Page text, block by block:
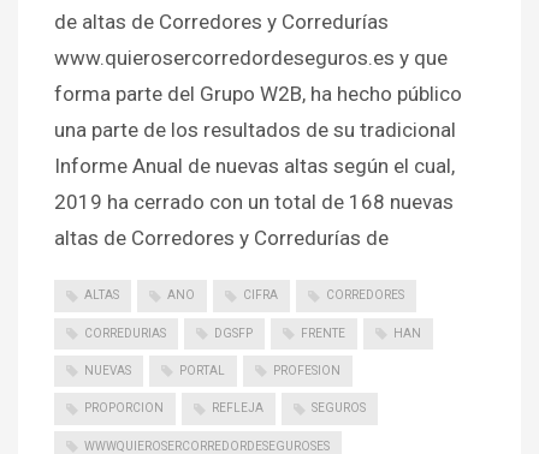
de altas de Corredores y Corredurías
www.quierosercorredordeseguros.es y que
forma parte del Grupo W2B, ha hecho público
una parte de los resultados de su tradicional
Informe Anual de nuevas altas según el cual,
2019 ha cerrado con un total de 168 nuevas
altas de Corredores y Corredurías de
ALTAS ANO CIFRA CORREDORES
CORREDURIAS DGSFP FRENTE HAN
NUEVAS PORTAL PROFESION
PROPORCION REFLEJA SEGUROS
WWWQUIEROSERCORREDORDESEGUROSES